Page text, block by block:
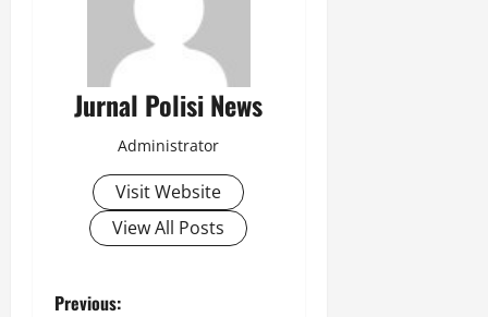
Jurnal Polisi News
Administrator
Visit Website
View All Posts
Previous: